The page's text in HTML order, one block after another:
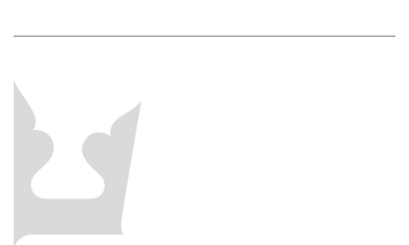
czytaj więcej o Nagroda Literacka Skrzydła Dedala 2017 dla prof.